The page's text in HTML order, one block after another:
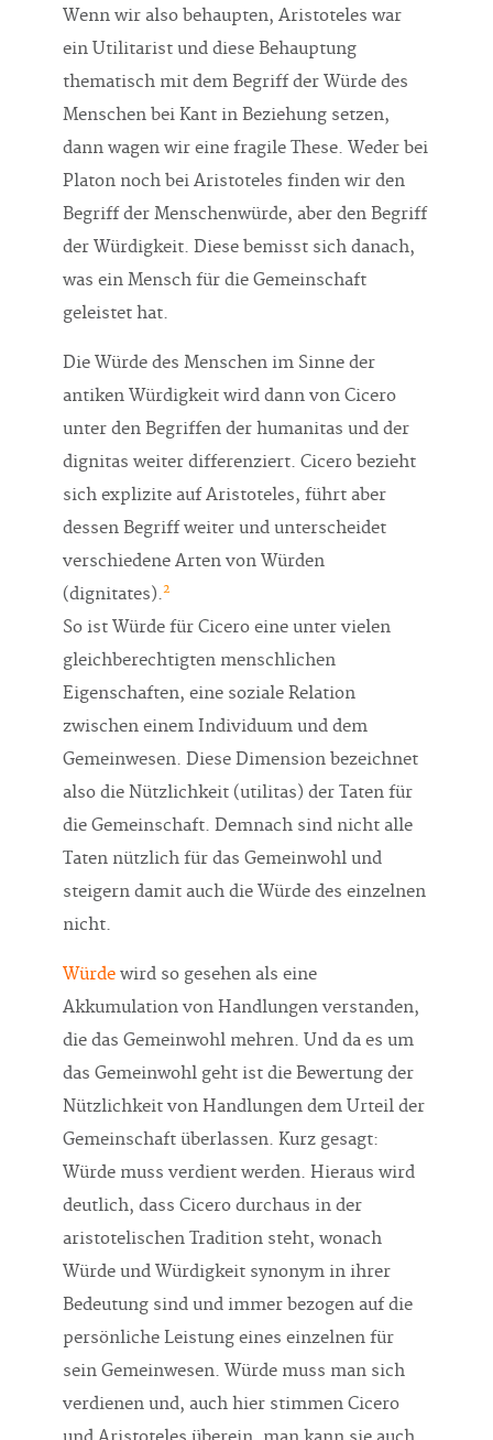
Wenn wir also behaupten, Aristoteles war
ein Utilitarist und diese Behauptung
thematisch mit dem Begriff der Würde des
Menschen bei Kant in Beziehung setzen,
dann wagen wir eine fragile These. Weder bei
Platon noch bei Aristoteles finden wir den
Begriff der Menschenwürde, aber den Begriff
der Würdigkeit. Diese bemisst sich danach,
was ein Mensch für die Gemeinschaft
geleistet hat.
Die Würde des Menschen im Sinne der
antiken Würdigkeit wird dann von Cicero
unter den Begriffen der humanitas und der
dignitas weiter differenziert. Cicero bezieht
sich explizite auf Aristoteles, führt aber
dessen Begriff weiter und unterscheidet
verschiedene Arten von Würden
(dignitates).2
So ist Würde für Cicero eine unter vielen
gleichberechtigten menschlichen
Eigenschaften, eine soziale Relation
zwischen einem Individuum und dem
Gemeinwesen. Diese Dimension bezeichnet
also die Nützlichkeit (utilitas) der Taten für
die Gemeinschaft. Demnach sind nicht alle
Taten nützlich für das Gemeinwohl und
steigern damit auch die Würde des einzelnen
nicht.
Würde wird so gesehen als eine
Akkumulation von Handlungen verstanden,
die das Gemeinwohl mehren. Und da es um
das Gemeinwohl geht ist die Bewertung der
Nützlichkeit von Handlungen dem Urteil der
Gemeinschaft überlassen. Kurz gesagt:
Würde muss verdient werden. Hieraus wird
deutlich, dass Cicero durchaus in der
aristotelischen Tradition steht, wonach
Würde und Würdigkeit synonym in ihrer
Bedeutung sind und immer bezogen auf die
persönliche Leistung eines einzelnen für
sein Gemeinwesen. Würde muss man sich
verdienen und, auch hier stimmen Cicero